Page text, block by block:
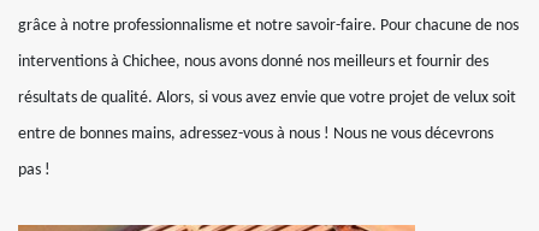
grâce à notre professionnalisme et notre savoir-faire. Pour chacune de nos
interventions à Chichee, nous avons donné nos meilleurs et fournir des
résultats de qualité. Alors, si vous avez envie que votre projet de velux soit
entre de bonnes mains, adressez-vous à nous ! Nous ne vous décevrons
pas !